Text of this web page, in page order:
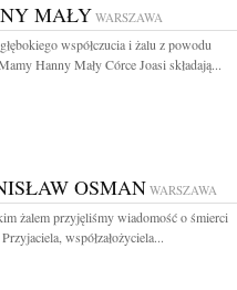
MAŁY WARSZAWA
współczucia i żalu z powodu
Hanny Mały Córce Joasi składają...
OSMAN WARSZAWA
żalem przyjęliśmy wiadomość o śmierci
współzałożyciela...